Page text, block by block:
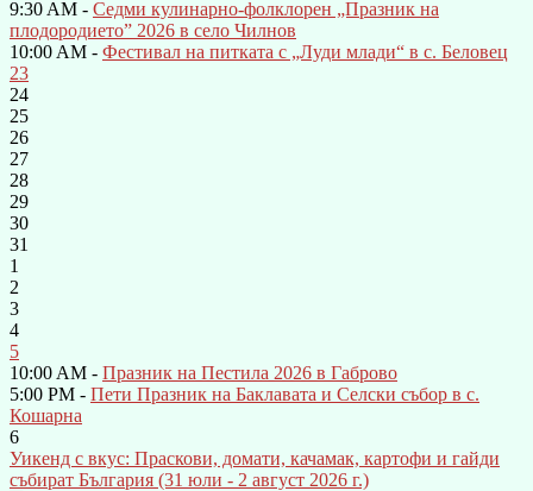
9:30 AM - Седми кулинарно-фолклорен „Празник на
плодородието” 2026 в село Чилнов
10:00 AM - Фестивал на питката с „Луди млади“ в с. Беловец
23
24
25
26
27
28
29
30
31
1
2
3
4
5
10:00 AM - Празник на Пестила 2026 в Габрово
5:00 PM - Пети Празник на Баклавата и Селски събор в с.
Кошарна
6
Уикенд с вкус: Праскови, домати, качамак, картофи и гайди
събират България (31 юли - 2 август 2026 г.)